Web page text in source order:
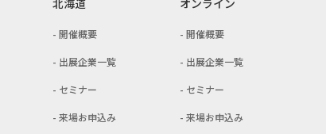
北海道
開催概要
出展企業一覧
セミナー
来場お申込み
オンライン
開催概要
出展企業一覧
セミナー
来場お申込み